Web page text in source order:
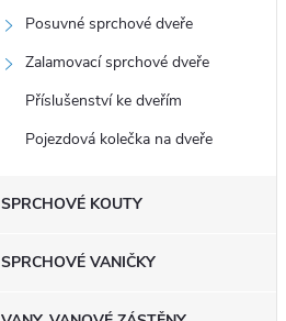
Posuvné sprchové dveře
Zalamovací sprchové dveře
Příslušenství ke dveřím
Pojezdová kolečka na dveře
SPRCHOVÉ KOUTY
SPRCHOVÉ VANIČKY